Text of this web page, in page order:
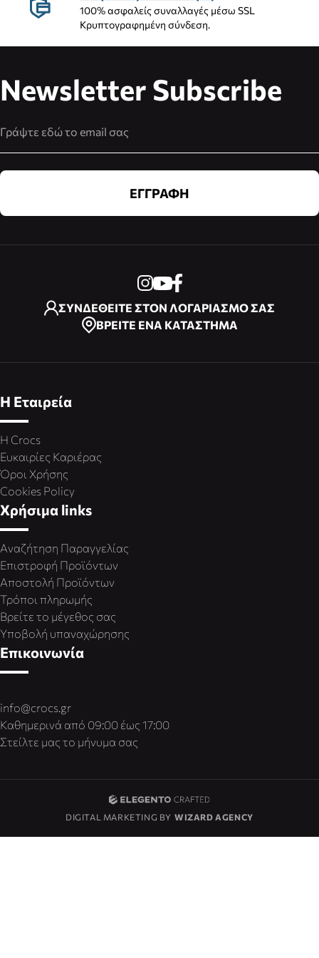
100% ασφαλείς συναλλαγές μέσω SSL
Κρυπτογραφημένη σύνδεση.
Newsletter Subscribe
ΕΓΓΡΑΦΗ
ΣΥΝΔΕΘΕΙΤΕ ΣΤΟΝ ΛΟΓΑΡΙΑΣΜΟ ΣΑΣ
ΒΡΕΙΤΕ ΕΝΑ ΚΑΤΑΣΤΗΜΑ
Η Εταιρεία
Η Crocs
Ευκαιρίες Καριέρας
Όροι Χρήσης
Cookies Policy
Χρήσιμα links
Αναζήτηση Παραγγελίας
Επιστροφή Προϊόντων
Αποστολή Προϊόντων
Τρόποι πληρωμής
Βρείτε το μέγεθος σας
Υποβολή υπαναχώρησης
Επικοινωνία
info@crocs.gr
Καθημερινά από 09:00 έως 17:00
Στείλτε μας το μήνυμα σας
DIGITAL MARKETING BY WIZARD AGENCY